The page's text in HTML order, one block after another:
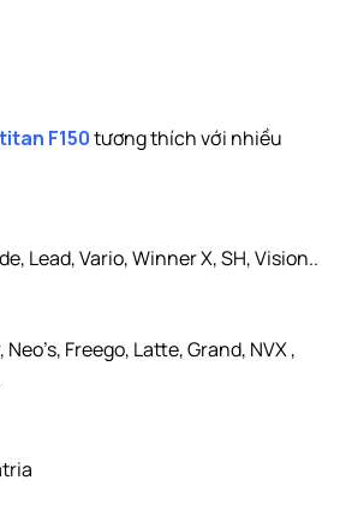
F150tương thích với nhiều
Lead, Vario, Winner X, SH, Vision..
Freego, Latte, Grand, NVX ,